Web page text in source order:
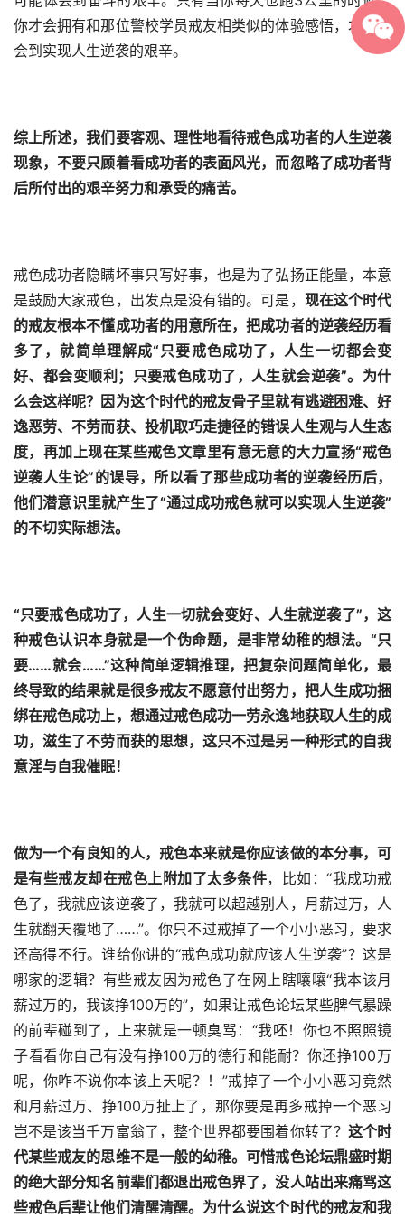
你才会拥有和那位警校学员戒友相类似的体验感悟，才能体
会到实现人生逆袭的艰辛。
综上所述，我们要客观、理性地看待戒色成功者的人生逆袭
现象，不要只顾着看成功者的表面风光，而忽略了成功者背
后所付出的艰辛努力和承受的痛苦。
戒色成功者隐瞒坏事只写好事，也是为了弘扬正能量，本意
是鼓励大家戒色，出发点是没有错的。可是， 现在这个时代
的戒友根本不懂成功者的用意所在，把成功者的逆袭经历看
多了，就简单理解成“只要戒色成功了，人生一切都会变
好、都会变顺利；只要戒色成功了，人生就会逆袭”。为什
么会这样呢？因为这个时代的戒友骨子里就有逃避困难、好
逸恶劳、不劳而获、投机取巧走捷径的错误人生观与人生态
度，再加上现在某些戒色文章里有意无意的大力宣扬“戒色
逆袭人生论”的误导，所以看了那些成功者的逆袭经历后，
他们潜意识里就产生了“通过成功戒色就可以实现人生逆袭”
的不切实际想法。
“只要戒色成功了，人生一切就会变好、人生就逆袭了”，这
种戒色认识本身就是一个伪命题，是非常幼稚的想法。“只
要……就会……”这种简单逻辑推理，把复杂问题简单化，最
终导致的结果就是很多戒友不愿意付出努力，把人生成功捆
绑在戒色成功上，想通过戒色成功一劳永逸地获取人生的成
功，滋生了不劳而获的思想，这只不过是另一种形式的自我
意淫与自我催眠！
做为一个有良知的人，戒色本来就是你应该做的本分事，可
是有些戒友却在戒色上附加了太多条件，比如：“我成功戒
色了，我就应该逆袭了，我就可以超越别人，月薪过万，人
生就翻天覆地了……”。你只不过戒掉了一个小小恶习，要求
还高得不行。谁给你讲的“戒色成功就应该人生逆袭”？这是
哪家的逻辑？有些戒友因为戒色了在网上瞎嚷嚷“我本该月
薪过万的，我该挣100万的”，如果让戒色论坛某些脾气暴躁
的前辈碰到了，上来就是一顿臭骂：“我呸！你也不照照镜
子看看你自己有没有挣100万的德行和能耐？你还挣100万
呢，你咋不说你本该上天呢？！”戒掉了一个小小恶习竟然
和月薪过万、挣100万扯上了，那你要是再多戒掉一个恶习
岂不是该当千万富翁了，整个世界都要围着你转了？ 这个时
代某些戒友的思维不是一般的幼稚。可惜戒色论坛鼎盛时期
的绝大部分知名前辈们都退出戒色界了，没人站出来痛骂这
些戒色后辈让他们清醒清醒。为什么说这个时代的戒友和我